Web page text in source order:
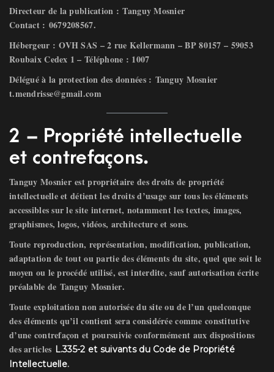
Directeur de la publication :Tanguy Mosnier
Contact : 0679208567.
Hébergeur : OVH SAS – 2 rue Kellermann – BP 80157 – 59053
Roubaix Cedex 1 – Téléphone : 1007
Délégué à la protection des données : Tanguy Mosnier
t.mendrisse@gmail.com
2 – Propriété intellectuelle
et contrefaçons.
Tanguy Mosnierest propriétaire des droits de propriété
intellectuelle et détient les droits d’usage sur tous les éléments
accessibles sur le site internet, notamment les textes, images,
graphismes, logos, vidéos, architecture et sons.
Toute reproduction, représentation, modification, publication,
adaptation de tout ou partie des éléments du site, quel que soit le
moyen ou le procédé utilisé, est interdite, sauf autorisation écrite
préalable de Tanguy Mosnier.
Toute exploitation non autorisée du site ou de l’un quelconque
des éléments qu’il contient sera considérée comme constitutive
d’une contrefaçon et poursuivie conformément aux dispositions
des articles L.335-2 et suivants du Code de Propriété
Intellectuelle.